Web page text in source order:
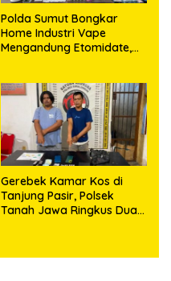
Polda Sumut Bongkar
Home Industri Vape
Mengandung Etomidate,
Gerebek Kamar Kos di
Tanjung Pasir, Polsek
Tanah Jawa Ringkus Dua